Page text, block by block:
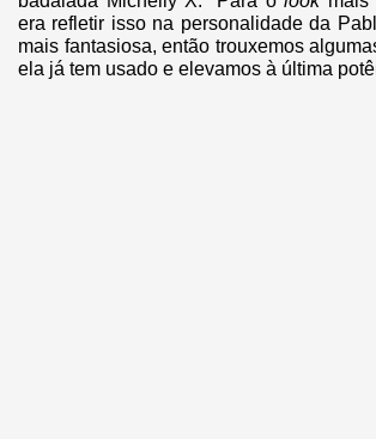
era refletir isso na personalidade da
mais fantasiosa, então trouxemos
ela já tem usado e elevamos à última